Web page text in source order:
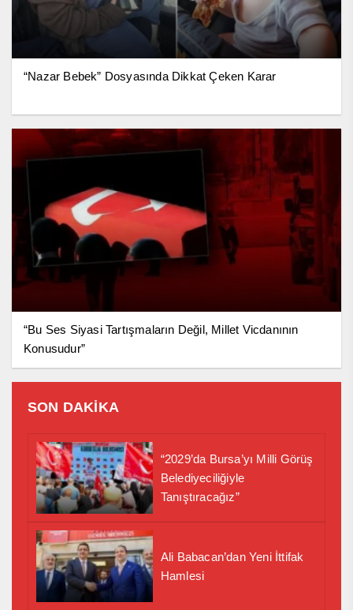
“Nazar Bebek” Dosyasında Dikkat Çeken Karar
“Bu Ses Siyasi Tartışmaların Değil, Millet Vicdanının
Konusudur”
SON DAKİKA
“2029’da Bursa’yı Milli Görüş
Belediyeciliğiyle
Tanıştıracağız”
Ali Babacan’dan Yeni İttifak
Hamlesi